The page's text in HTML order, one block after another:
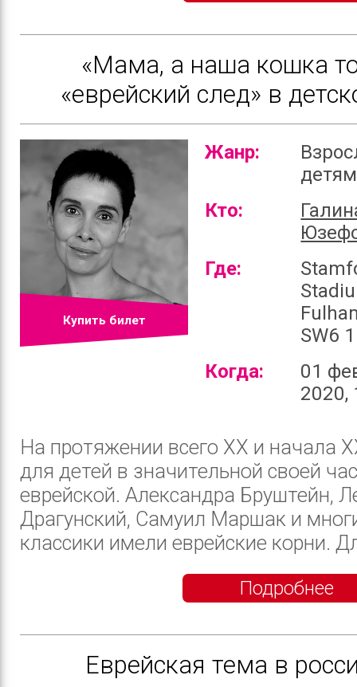
«Мама, а наша кошка
«еврейский след» в
Купить билет
Жанр:
детям
Кто:
Где:
SW6
Когда:
01
2020,
На протяжении всего ХХ и начала
для детей в значительной своей
еврейской. Александра Бруштейн,
Драгунский, Самуил Маршак и
классики имели еврейские корни.
Подробнее
Еврейская тема в